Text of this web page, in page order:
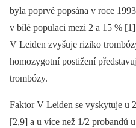
byla poprvé popsána v roce
v bílé populaci mezi 2 a 15 %
V Leiden zvyšuje riziko
homozygotní postižení
trombózy.
Faktor V Leiden se vyskytuje u
[2,9] a u více než 1/2 probandů